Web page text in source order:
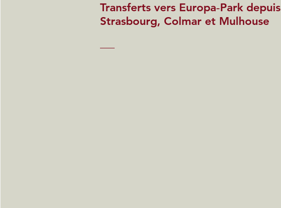
Transferts vers Europa‑Park depuis
Strasbourg, Colmar et Mulhouse